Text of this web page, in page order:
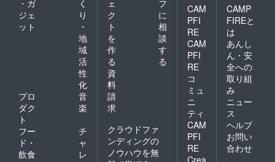
・ガ
ジェ
ット
く
り
・
地
域
活
性
化
プロ
ダク
ト
音
楽
フー
ド・
飲食
チ
ャ
レ
ェ
ク
ト
を
作
る
フ
に
相
談
す
る
資
料
請
求
クラウドファ
ンディングの
ノウハウを無
CAM
PFI
RE
CAM
PFI
RE
コ
ミュ
ニ
ティ
CAM
PFI
RE
CAMP
FIREと
は
あんし
ん・安
全への
取り組
み
ニュー
ス
ヘルプ
お問い
合わせ